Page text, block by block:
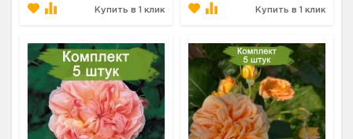
Купить в 1 клик Купить в 1 клик